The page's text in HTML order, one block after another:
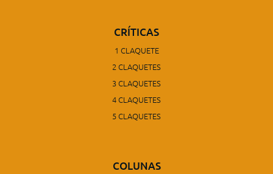
CRÍTICAS
1 CLAQUETE
2 CLAQUETES
3 CLAQUETES
4 CLAQUETES
5 CLAQUETES
COLUNAS